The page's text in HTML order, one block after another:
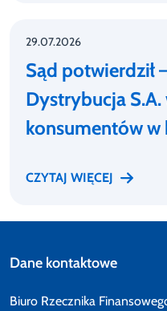
29.07.2026
Sąd potwierdził
Dystrybucja S.A.
konsumentów w
CZYTAJ WIĘCEJ
Dane kontaktowe
Biuro Rzecznika